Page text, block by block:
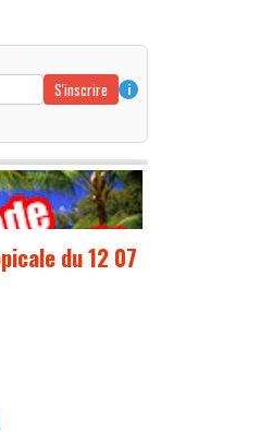
S'inscrire
i
du 12 07